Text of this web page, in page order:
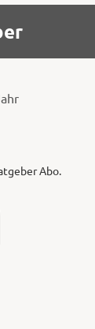
Abo.